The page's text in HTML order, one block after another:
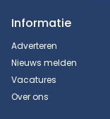
Informatie
Adverteren
Nieuws melden
Vacatures
Over ons